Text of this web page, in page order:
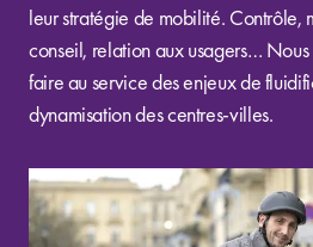
leur stratégie de mobilité. Contrôle,
conseil, relation aux usagers…
faire au service des enjeux de
dynamisation des centres-villes.